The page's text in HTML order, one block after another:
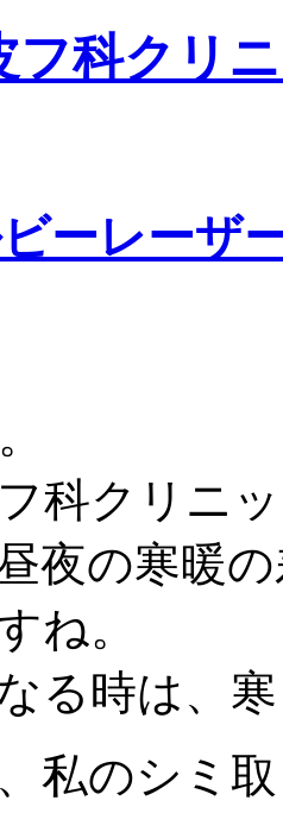
フ科クリ
ーレーザ
科クリニ
夜の寒暖
ね。
る時は、
私のシミ